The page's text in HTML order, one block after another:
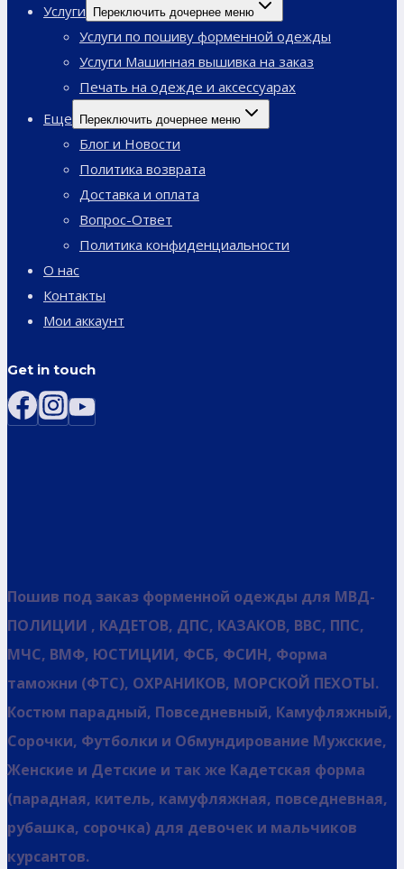
Услуги
Переключить дочернее меню
Услуги по пошиву форменной одежды
Услуги Машинная вышивка на заказ
Печать на одежде и аксессуарах
Еще
Переключить дочернее меню
Блог и Новости
Политика возврата
Доставка и оплата
Вопрос-Ответ
Политика конфиденциальности
О нас
Контакты
Мои аккаунт
Get in touch
Пошив под заказ форменной одежды для МВД-
ПОЛИЦИИ , КАДЕТОВ, ДПС, КАЗАКОВ, ВВС, ППС,
МЧС, ВМФ, ЮСТИЦИИ, ФСБ, ФСИН, Форма
таможни (ФТС), ОХРАНИКОВ, МОРСКОЙ ПЕХОТЫ.
Костюм парадный, Повседневный, Камуфляжный,
Сорочки, Футболки и Обмундирование Мужские,
Женские и Детские и так же Кадетская форма
(парадная, китель, камуфляжная, повседневная,
рубашка, сорочка) для девочек и мальчиков
курсантов.